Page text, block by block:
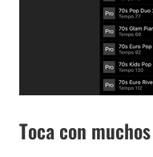
Toca con